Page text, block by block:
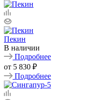
Пекин
В наличии
Подробнее
от 5 830 ₽
Подробнее